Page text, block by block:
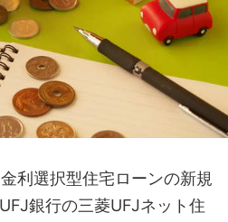
利選択型住宅ローンの新規
銀行の三菱UFJネット住